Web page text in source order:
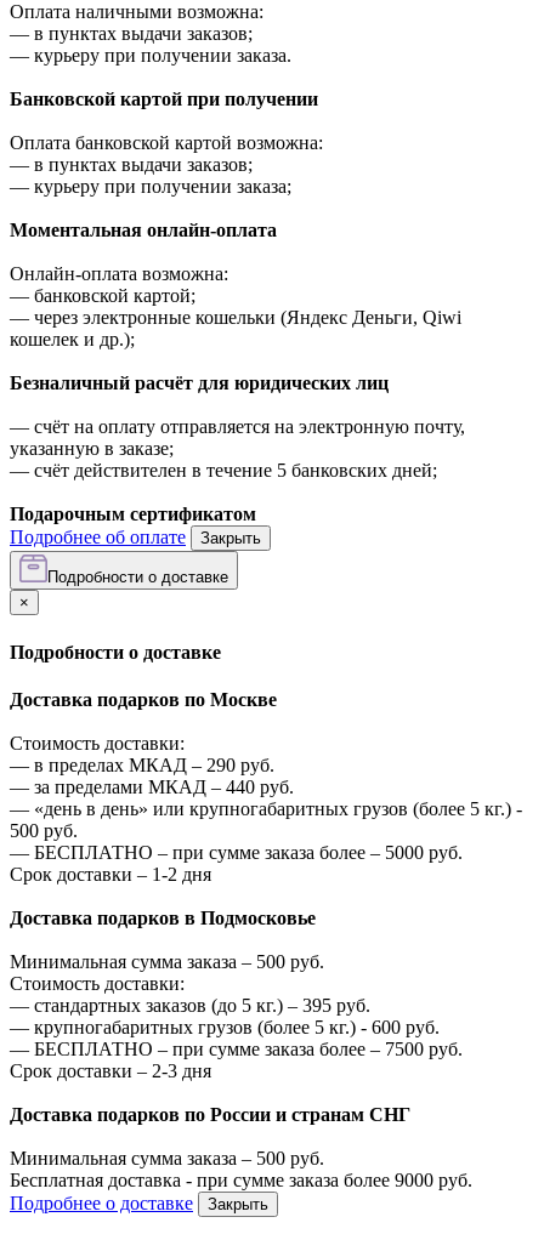
Оплата наличными возможна:
— в пунктах выдачи заказов;
— курьеру при получении заказа.
Банковской картой при получении
Оплата банковской картой возможна:
— в пунктах выдачи заказов;
— курьеру при получении заказа;
Моментальная онлайн-оплата
Онлайн-оплата возможна:
— банковской картой;
— через электронные кошельки (Яндекс Деньги, Qiwi
кошелек и др.);
Безналичный расчёт для юридических лиц
— счёт на оплату отправляется на электронную почту,
указанную в заказе;
— счёт действителен в течение 5 банковских дней;
Подарочным сертификатом
Подробнее об оплате
Закрыть
Подробности о доставке
×
Подробности о доставке
Доставка подарков по Москве
Стоимость доставки:
— в пределах МКАД – 290 руб.
— за пределами МКАД – 440 руб.
— «день в день» или крупногабаритных грузов (более 5 кг.) -
500 руб.
— БЕСПЛАТНО – при сумме заказа более – 5000 руб.
Срок доставки – 1-2 дня
Доставка подарков в Подмосковье
Минимальная сумма заказа – 500 руб.
Стоимость доставки:
— стандартных заказов (до 5 кг.) – 395 руб.
— крупногабаритных грузов (более 5 кг.) - 600 руб.
— БЕСПЛАТНО – при сумме заказа более – 7500 руб.
Срок доставки – 2-3 дня
Доставка подарков по России и странам СНГ
Минимальная сумма заказа – 500 руб.
Бесплатная доставка - при сумме заказа более 9000 руб.
Подробнее о доставке
Закрыть